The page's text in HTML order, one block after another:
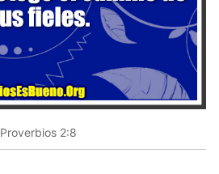
Proverbios 2:8